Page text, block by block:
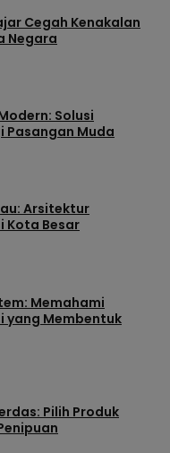
Cegah Kenakalan
Negara
Solusi
Pasangan Muda
Arsitektur
Kota Besar
Memahami
yang Membentuk
Pilih Produk